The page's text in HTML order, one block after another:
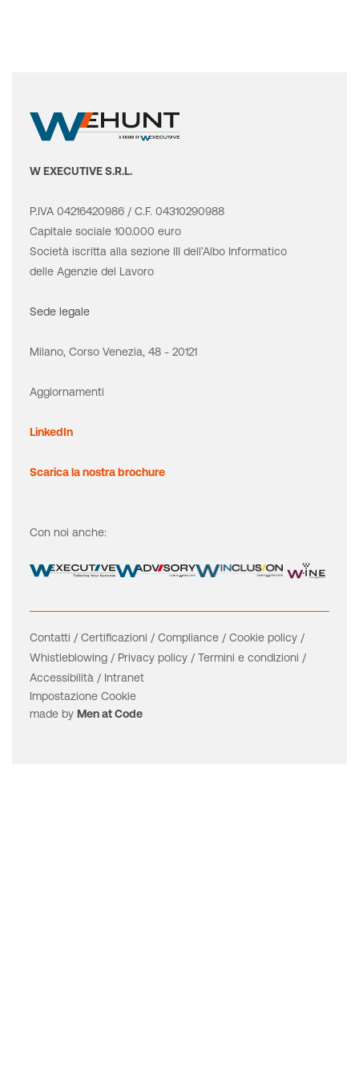
W EXECUTIVE S.R.L.
P.IVA 04216420986 / C.F. 04310290988
Capitale sociale 100.000 euro
Società iscritta alla sezione III dell’Albo Informatico
delle Agenzie del Lavoro
Sede legale
Milano, Corso Venezia, 48 - 20121
Aggiornamenti
LinkedIn
Scarica la nostra brochure
Con noi anche:
Contatti /Certificazioni /Compliance /Cookie policy /
Whistleblowing / Privacy policy /Termini e condizioni /
Accessibilità / Intranet
Impostazione Cookie
made byMen at Code